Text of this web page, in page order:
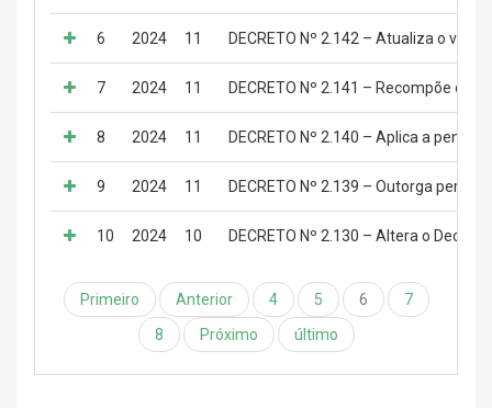
6 2024 11 DECRETO Nº 2.142 – Atualiza o
7 2024 11 DECRETO Nº 2.141 – Recompõe os
8 2024 11 DECRETO Nº 2.140 – Aplica a
9 2024 11 DECRETO Nº 2.139 – Outorga
10 2024 10 DECRETO Nº 2.130 – Altera o
Primeiro Anterior 4 5 6
7
8
Próximo último